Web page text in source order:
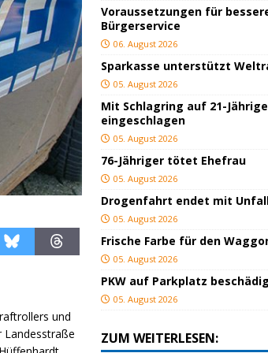
und
Landesstraße
Voraussetzungen für
Bürgerservice
06. August 2026
Sparkasse unterstützt
05. August 2026
Mit Schlagring auf 21-
eingeschlagen
05. August 2026
76-Jähriger tötet Ehefrau
05. August 2026
Drogenfahrt endet mit
05. August 2026
Frische Farbe für den
05. August 2026
PKW auf Parkplatz
05. August 2026
ZUM WEITERLESEN: